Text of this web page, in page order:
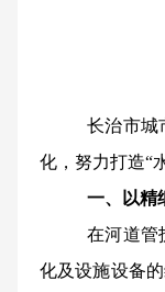
长治市城
化，努力打造“
一、以精
在河道管
化及设施设备